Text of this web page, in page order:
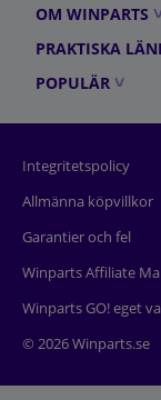
OM WINPARTS
PRAKTISKA
POPULÄR
Integritetspolicy
Allmänna köpvillkor
Garantier och fel
Winparts Affiliate
Winparts GO! eget
© 2026 Winparts.se